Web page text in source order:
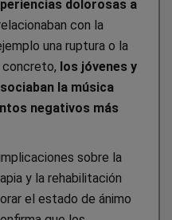
dolorosas a
con la
una ruptura o la
concreto, los jóvenes y
la música
negativos más
sobre la
y la rehabilitación
el estado de ánimo